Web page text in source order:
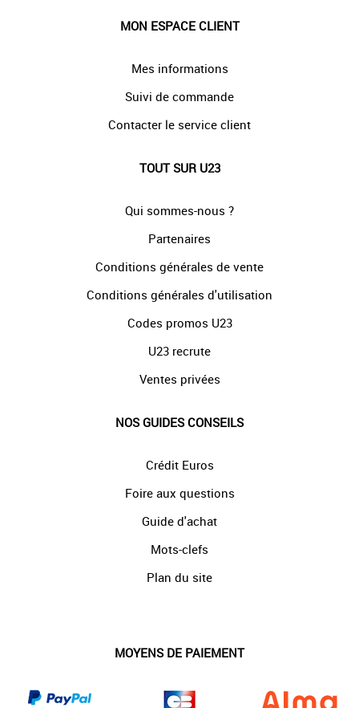
MON ESPACE CLIENT
Mes informations
Suivi de commande
Contacter le service client
TOUT SUR U23
Qui sommes-nous ?
Partenaires
Conditions générales de vente
Conditions générales d'utilisation
Codes promos U23
U23 recrute
Ventes privées
NOS GUIDES CONSEILS
Crédit Euros
Foire aux questions
Guide d'achat
Mots-clefs
Plan du site
MOYENS DE PAIEMENT